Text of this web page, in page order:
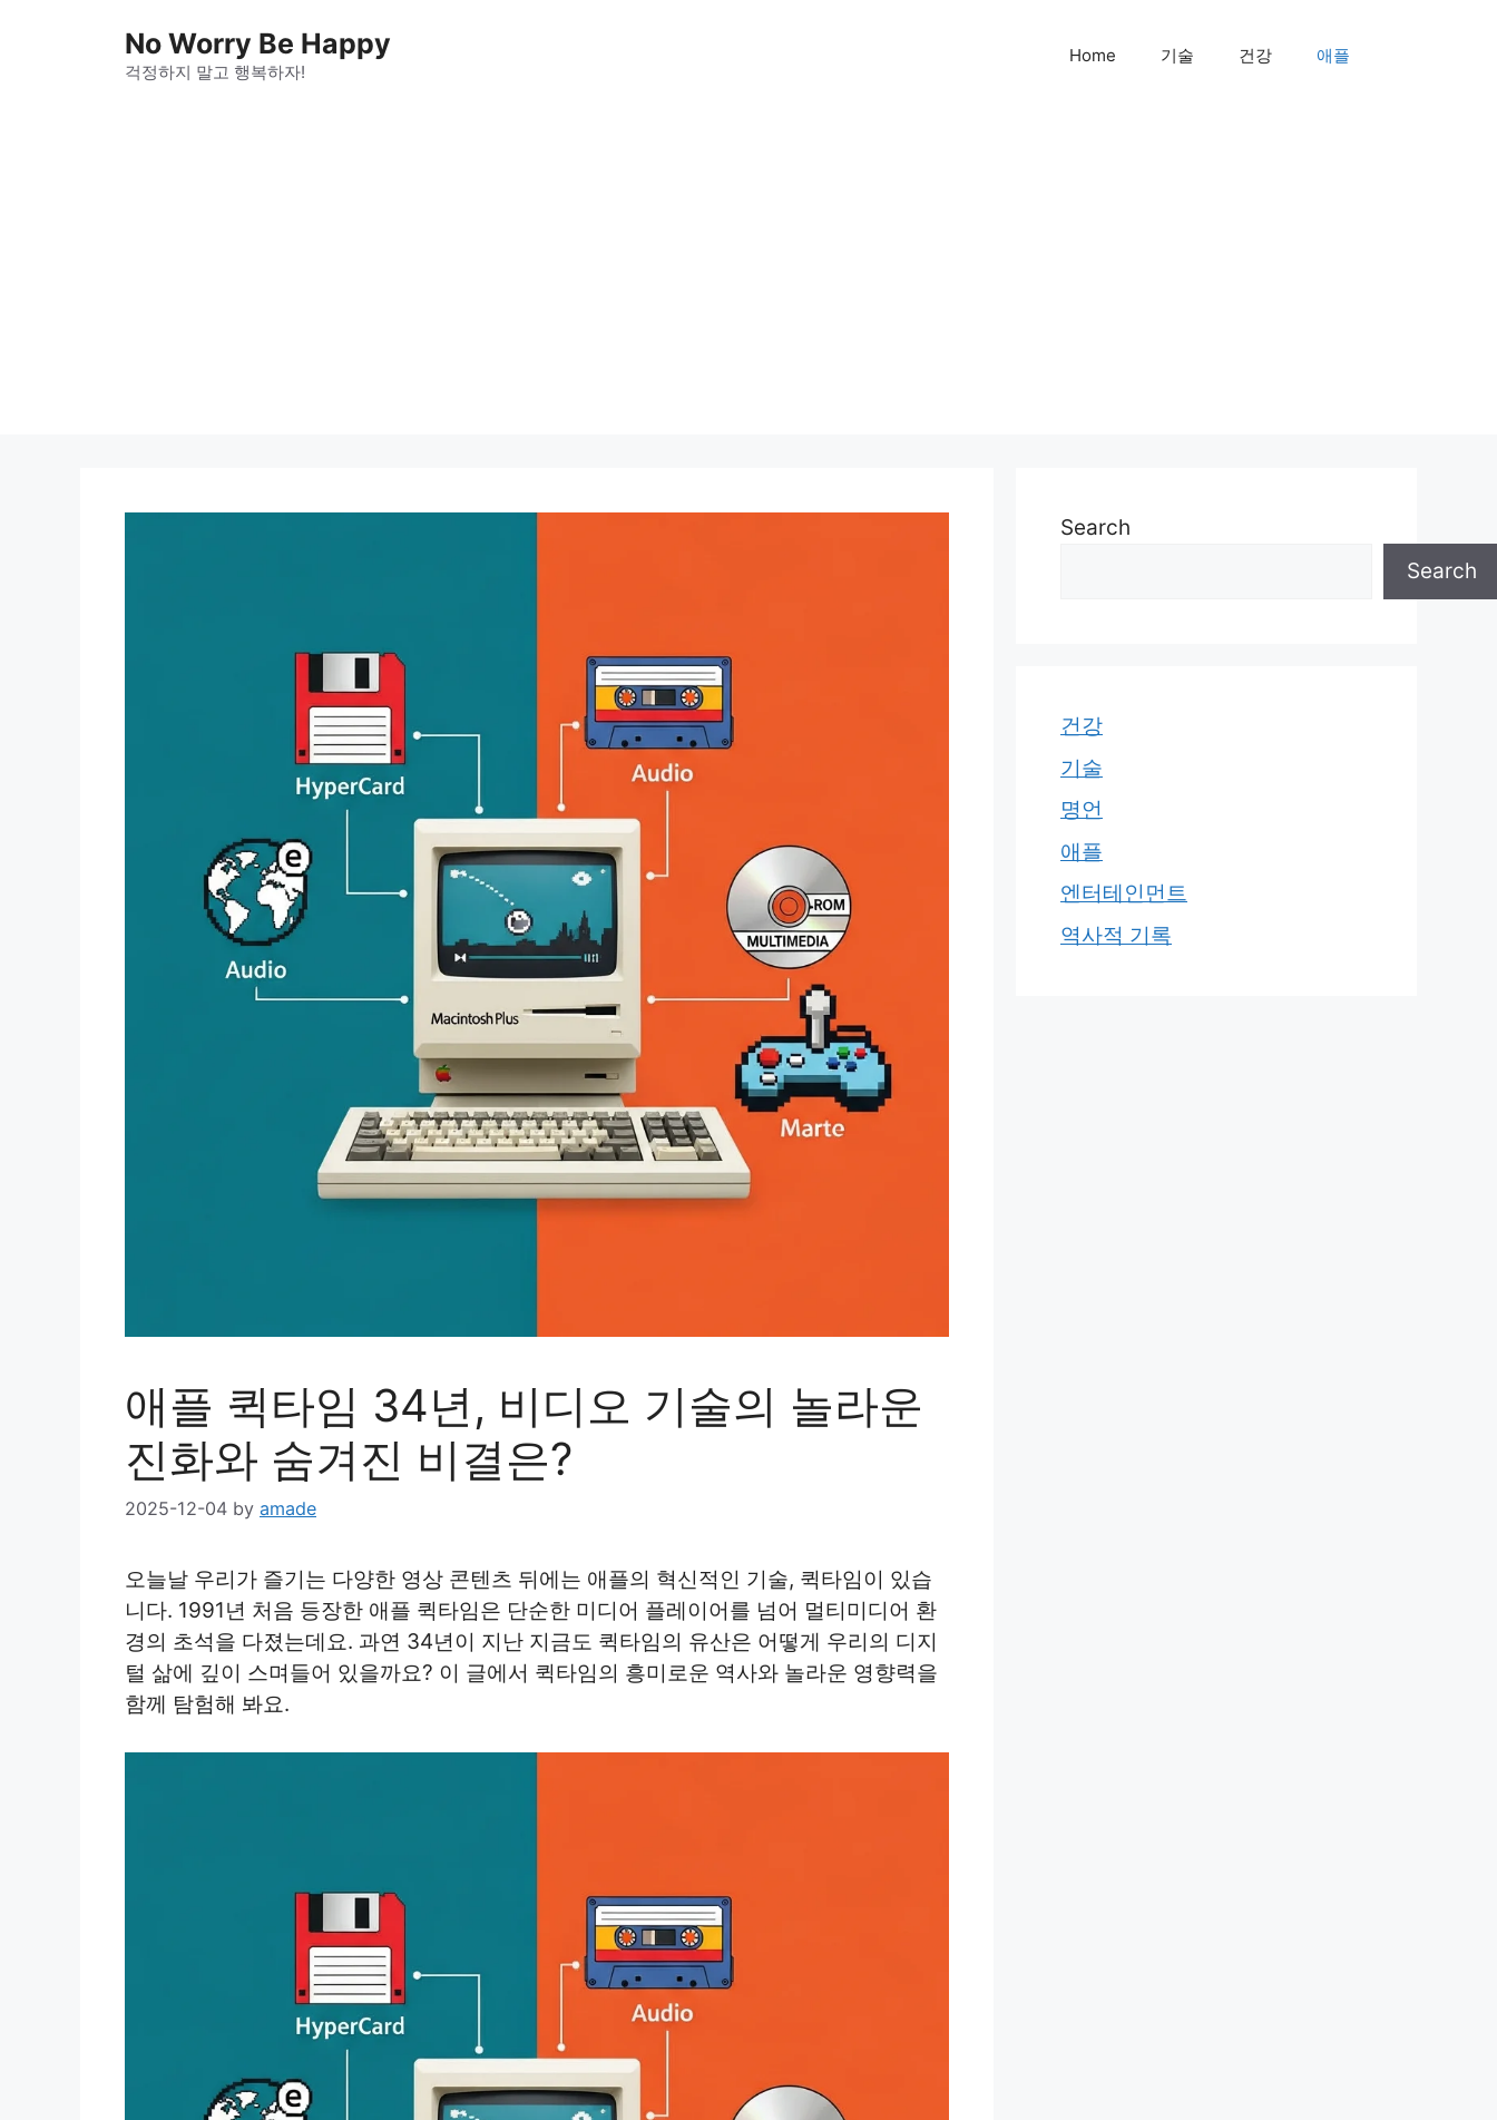
No Worry Be Happy
걱정하지 말고 행복하자!
Home 기술 건강 애플
애플 퀵타임 34년, 비디오 기술의 놀라운
진화와 숨겨진 비결은?
2025-12-04 by amade
오늘날 우리가 즐기는 다양한 영상 콘텐츠 뒤에는 애플의 혁신적인 기술, 퀵타임이 있습
니다. 1991년 처음 등장한 애플 퀵타임은 단순한 미디어 플레이어를 넘어 멀티미디어 환
경의 초석을 다졌는데요. 과연 34년이 지난 지금도 퀵타임의 유산은 어떻게 우리의 디지
털 삶에 깊이 스며들어 있을까요? 이 글에서 퀵타임의 흥미로운 역사와 놀라운 영향력을
함께 탐험해 봐요.
Search
Search
건강
기술
명언
애플
엔터테인먼트
역사적 기록